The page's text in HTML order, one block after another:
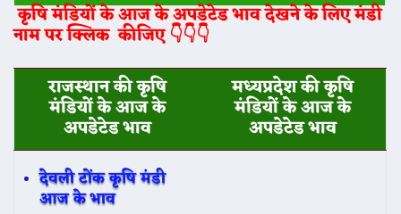
कृषि मंडियों के आज के अपडेटेड भाव देखने के लिए मंडी
नाम पर क्लिक कीजिए 👇👇👇
राजस्थान की कृषि
मंडियों के आज के
अपडेटेड भाव
मध्यप्रदेश की कृषि
मंडियों के आज के
अपडेटेड भाव
देवली टोंक कृषि मंडी
आज के भाव